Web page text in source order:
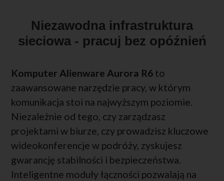
Niezawodna infrastruktura
sieciowa - pracuj bez opóźnień
Komputer Alienware Aurora R6 to
zaawansowane narzędzie pracy, w którym
komunikacja stoi na najwyższym poziomie.
Niezależnie od tego, czy zarządzasz
projektami w biurze, czy prowadzisz kluczowe
wideokonferencje w podróży, zyskujesz
gwarancję stabilności i bezpieczeństwa.
Inteligentne moduły łączności pozwalają na